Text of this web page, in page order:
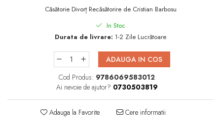
Păstorirea Bisericii
Conducerea și Păstorirea
Lucrarea cu Copiii și Tinerii
Grupuri Mici
Căsătorie Divorț Recăsătorire de Cristian Barbosu
In Stoc
Durata de livrare: 1-2 Zile Lucrătoare
ADAUGA IN COS
Cod Produs: 9786069583012
Ai nevoie de ajutor? 0730503819
Adauga la Favorite Cere informatii